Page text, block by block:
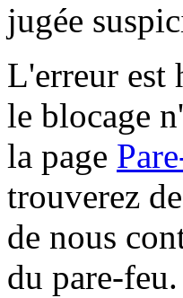
jugée
L'erreur est
le blocage
la page
trouverez
de nous
du pare-feu.